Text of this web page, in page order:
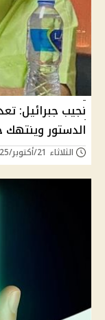
نجيب جبرائيل:
الدستور وينتهك
الثلاثاء 21/أكتوبر/2025 - 03:00 ص